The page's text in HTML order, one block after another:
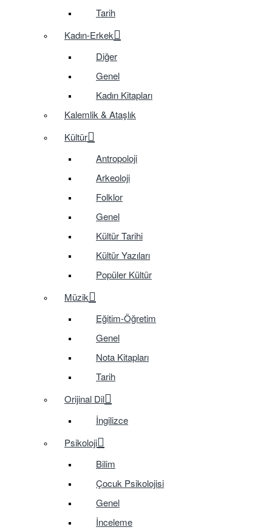
Tarih
Kadın-Erkek
Diğer
Genel
Kadın Kitapları
Kalemlik & Ataşlık
Kültür
Antropoloji
Arkeoloji
Folklor
Genel
Kültür Tarihi
Kültür Yazıları
Popüler Kültür
Müzik
Eğitim-Öğretim
Genel
Nota Kitapları
Tarih
Orijinal Dil
İngilizce
Psikoloji
Bilim
Çocuk Psikolojisi
Genel
İnceleme